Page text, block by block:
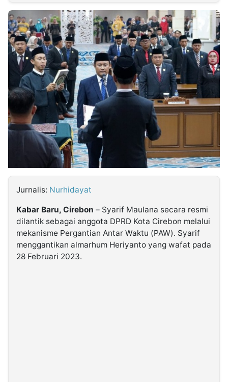
INDONESIA
Partner
Insight
NTB
Suara
Time
Lens
Daily
Jogja
Jalan
Rakyat
Idealita
News
Kita
Notice
Dinamikapost.com
Radar
Baru
Seedbacklink
Follow
Kabarbaru
Kabarbaru.co
Jurnalis: Nurhidayat
Kabar Baru, Cirebon – Syarif Maulana secara resmi
dilantik sebagai anggota DPRD Kota Cirebon melalui
mekanisme Pergantian Antar Waktu (PAW). Syarif
menggantikan almarhum Heriyanto yang wafat pada
28 Februari 2023.